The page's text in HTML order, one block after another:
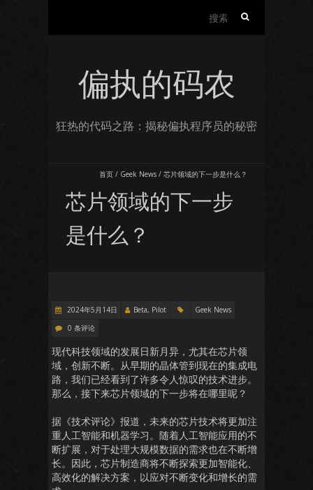
偏执的码农
狂热的代码之路：揭秘偏执程序员的秘密
首页 / Geek News / 芯片领域的下一步是什么？
芯片领域的下一步
是什么？
2024年5月14日 Beta, Pilot
Geek News
0 条评论
现代科技领域的发展日新月异，尤其在芯片领
域，创新不断。从早期的晶体管到现在的集成电
路，我们已经看到了许多令人惊叹的技术进步。
那么，接下来芯片领域的下一步将在哪里呢？
据《技术评论》报道，未来的芯片技术将更加注
重人工智能和机器学习。随着人工智能应用的不
断扩展，对于处理大规模数据的需求也在不断增
长。因此，芯片制造商将不断探索更加智能化、
高效化的解决方案，以应对不断变化和增长的需